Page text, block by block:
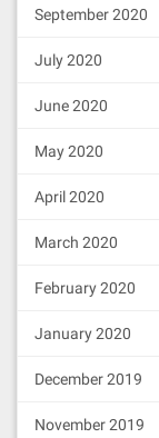
September 2020
July 2020
June 2020
May 2020
April 2020
March 2020
February 2020
January 2020
December 2019
November 2019